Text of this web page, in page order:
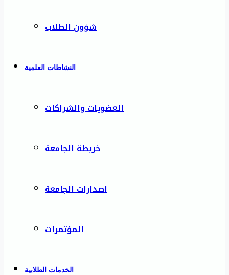
شؤون الطلاب
النشاطات العلمية
العضويات والشراكات
خريطة الجامعة
اصدارات الجامعة
المؤتمرات
الخدمات الطلابية